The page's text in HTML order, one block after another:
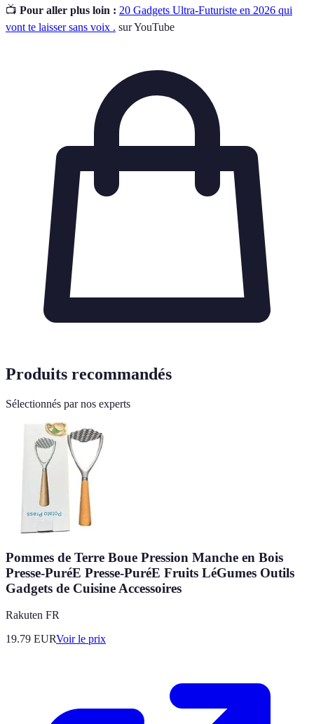
📺 Pour aller plus loin : 20 Gadgets Ultra-Futuriste en 2026 qui
vont te laisser sans voix . sur YouTube
Produits recommandés
Sélectionnés par nos experts
Pommes de Terre Boue Pression Manche en Bois
Presse-PuréE Presse-PuréE Fruits LéGumes Outils
Gadgets de Cuisine Accessoires
Rakuten FR
19.79 EURVoir le prix